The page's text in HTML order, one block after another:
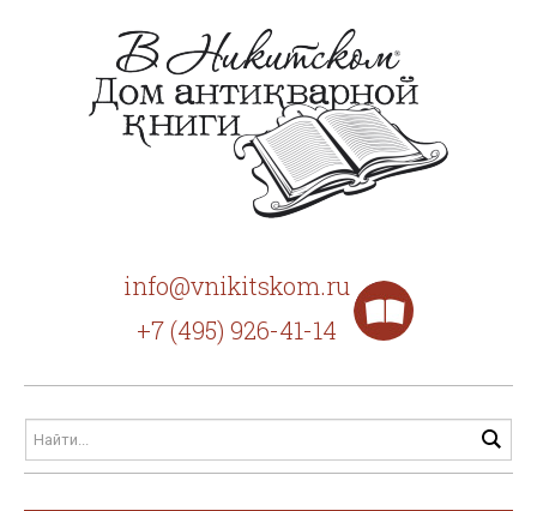
info@vnikitskom.ru
+7 (495) 926-41-14